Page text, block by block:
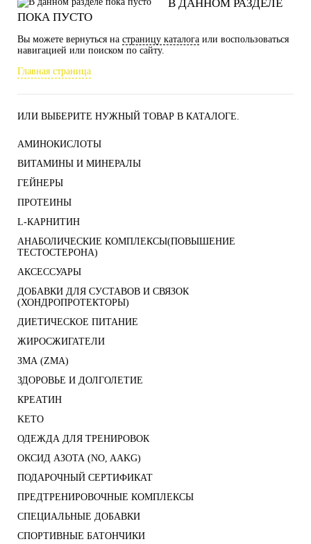
В ДАННОМ РАЗДЕЛЕ
ПОКА ПУСТО
Вы можете вернуться на страницу каталога или воспользоваться
навигацией или поиском по сайту.
Главная страница
ИЛИ ВЫБЕРИТЕ НУЖНЫЙ ТОВАР В КАТАЛОГЕ.
АМИНОКИСЛОТЫ
ВИТАМИНЫ И МИНЕРАЛЫ
ГЕЙНЕРЫ
ПРОТЕИНЫ
L-КАРНИТИН
АНАБОЛИЧЕСКИЕ КОМПЛЕКСЫ(ПОВЫШЕНИЕ
ТЕСТОСТЕРОНА)
АКСЕССУАРЫ
ДОБАВКИ ДЛЯ СУСТАВОВ И СВЯЗОК
(ХОНДРОПРОТЕКТОРЫ)
ДИЕТИЧЕСКОЕ ПИТАНИЕ
ЖИРОСЖИГАТЕЛИ
ЗМА (ZMA)
ЗДОРОВЬЕ И ДОЛГОЛЕТИЕ
КРЕАТИН
KETO
ОДЕЖДА ДЛЯ ТРЕНИРОВОК
ОКСИД АЗОТА (NO, AAKG)
ПОДАРОЧНЫЙ СЕРТИФИКАТ
ПРЕДТРЕНИРОВОЧНЫЕ КОМПЛЕКСЫ
СПЕЦИАЛЬНЫЕ ДОБАВКИ
СПОРТИВНЫЕ БАТОНЧИКИ